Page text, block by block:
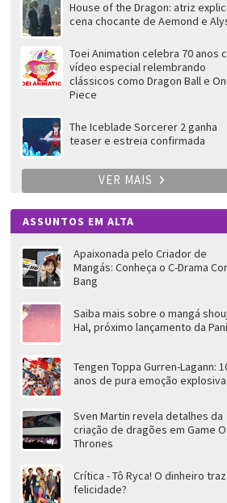
House of the Dragon: atriz
cena chocante de Aemond e
Toei Animation celebra 70 anos
vídeo especial relembrando
clássicos como Dragon Ball e
Piece
The Iceblade Sorcerer 2 ganha
teaser e estreia confirmada
VER MAIS
ASSUNTOS EM ALTA
Apaixonada pelo Criador de
Mangás: Conheça o C-Drama
Bang
Saiba mais sobre o mangá
Hal, próximo lançamento da
Tengen Toppa Gurren-Lagann:
anos de pura emoção explosiva
Sven Martin revela detalhes da
criação de dragões em Game
Thrones
Crítica - Tô Ryca! O dinheiro traz
felicidade?